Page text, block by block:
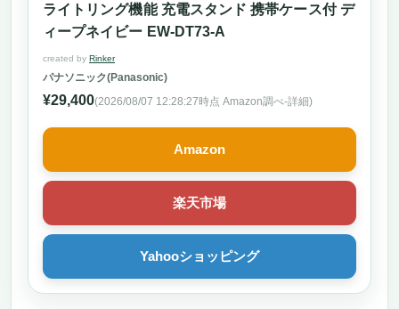
ライトリング機能 充電スタンド 携帯ケース付 デ
ィープネイビー EW-DT73-A
created by Rinker
パナソニック(Panasonic)
¥29,400(2026/08/07 12:28:27時点 Amazon調べ-詳細)
Amazon
楽天市場
Yahooショッピング